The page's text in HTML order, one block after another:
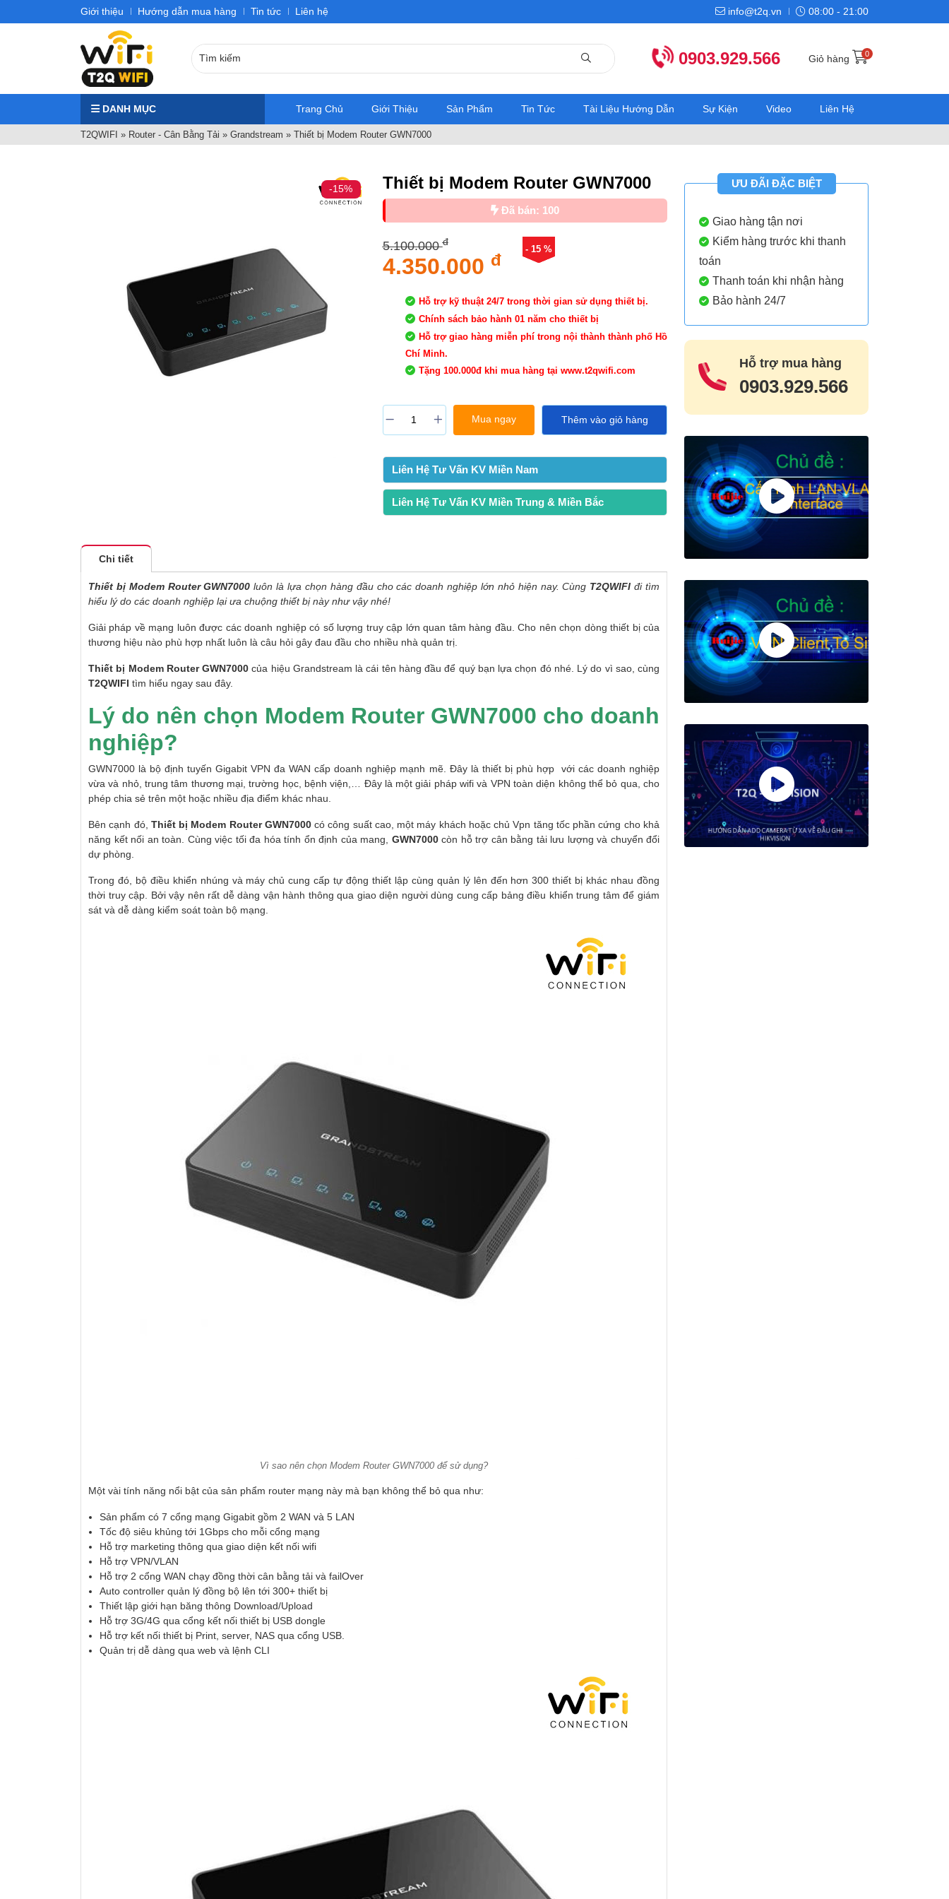
Giới thiệu Hướng dẫn mua hàng Tin tức Liên hệ info@t2q.vn 08:00 - 21:00
0903.929.566 Giỏ hàng 0
DANH MỤC Trang Chủ Giới Thiệu Sản Phẩm Tin Tức Tài Liệu Hướng Dẫn Sự Kiện Video Liên Hệ
T2QWIFI » Router - Cân Bằng Tải » Grandstream » Thiết bị Modem Router GWN7000
-15% Thiết bị Modem Router GWN7000
Đã bán: 100
5.100.000đ
4.350.000 đ
- 15 %
Hỗ trợ kỹ thuật 24/7 trong thời gian sử dụng thiết bị.
Chính sách bảo hành 01 năm cho thiết bị
Hỗ trợ giao hàng miễn phí trong nội thành thành phố Hồ
Chí Minh.
Tặng 100.000đ khi mua hàng tại www.t2qwifi.com
Mua ngay Thêm vào giỏ hàng
Liên Hệ Tư Vấn KV Miền Nam
Liên Hệ Tư Vấn KV Miền Trung & Miền Bắc
Chi tiết
Thiết bị Modem Router GWN7000 luôn là lựa chọn hàng đầu cho các doanh nghiệp lớn nhỏ hiện nay. Cùng T2QWIFIđi tìm
hiểu lý do các doanh nghiệp lại ưa chuộng thiết bị này như vậy nhé!
Giải pháp về mạng luôn được các doanh nghiệp có số lượng truy cập lớn quan tâm hàng đầu. Cho nên chọn dòng thiết bị của
thương hiệu nào phù hợp nhất luôn là câu hỏi gây đau đầu cho nhiều nhà quản trị.
Thiết bị Modem Router GWN7000 của hiệu Grandstream là cái tên hàng đầu để quý bạn lựa chọn đó nhé. Lý do vì sao, cùng
T2QWIFI tìm hiểu ngay sau đây.
Lý do nên chọn Modem Router GWN7000 cho doanh
nghiệp?
GWN7000 là bộ định tuyến Gigabit VPN đa WAN cấp doanh nghiệp mạnh mẽ. Đây là thiết bị phù hợp với các doanh nghiệp
vừa và nhỏ, trung tâm thương mại, trường học, bệnh viện,… Đây là một giải pháp wifi và VPN toàn diện không thể bỏ qua, cho
phép chia sẻ trên một hoặc nhiều địa điểm khác nhau.
Bên cạnh đó, Thiết bị Modem Router GWN7000có công suất cao, một máy khách hoặc chủ Vpn tăng tốc phần cứng cho khả
năng kết nối an toàn. Cùng việc tối đa hóa tính ổn định của mang, GWN7000còn hỗ trợ cân bằng tải lưu lượng và chuyển đổi
dự phòng.
Trong đó, bộ điều khiển nhúng và máy chủ cung cấp tự động thiết lập cùng quản lý lên đến hơn 300 thiết bị khác nhau đồng
thời truy cập. Bởi vậy nên rất dễ dàng vận hành thông qua giao diện người dùng cung cấp bảng điều khiển trung tâm để giám
sát và dễ dàng kiểm soát toàn bộ mạng.
Vì sao nên chọn Modem Router GWN7000 để sử dụng?
Một vài tính năng nổi bật của sản phẩm router mạng này mà bạn không thể bỏ qua như:
Sản phẩm có 7 cổng mạng Gigabit gồm 2 WAN và 5 LAN
Tốc độ siêu khủng tới 1Gbps cho mỗi cổng mạng
Hỗ trợ marketing thông qua giao diện kết nối wifi
Hỗ trợ VPN/VLAN
Hỗ trợ 2 cổng WAN chạy đồng thời cân bằng tải và failOver
Auto controller quản lý đồng bộ lên tới 300+ thiết bị
Thiết lập giới hạn băng thông Download/Upload
Hỗ trợ 3G/4G qua cổng kết nối thiết bị USB dongle
Hỗ trợ kết nối thiết bị Print, server, NAS qua cổng USB.
Quản trị dễ dàng qua web và lệnh CLI
ƯU ĐÃI ĐẶC BIỆT
Giao hàng tận nơi
Kiểm hàng trước khi thanh
toán
Thanh toán khi nhận hàng
Bảo hành 24/7
Hỗ trợ mua hàng
0903.929.566